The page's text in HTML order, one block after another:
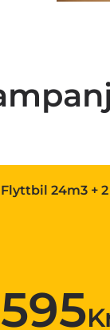
Flyttbil 24m3 +
595